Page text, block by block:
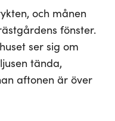
och månen
fönster.
ser sig om
tända,
aftonen är över